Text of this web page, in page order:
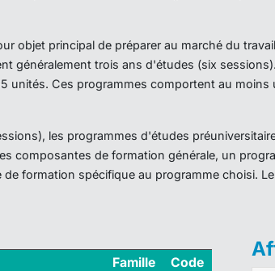
objet principal de préparer au marché du
généralement trois ans d'études (six
unités. Ces programmes comportent au moins
les programmes d'études
composantes de formation générale, un
formation spécifique au programme choisi.
Famille Code